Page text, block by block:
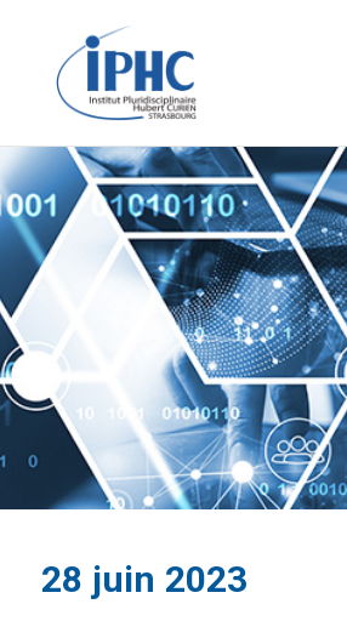
Institut
Curien – IPHC
28 juin 2023